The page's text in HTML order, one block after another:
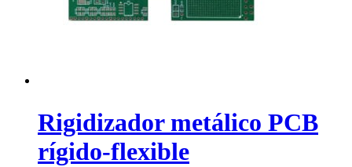
Rigidizador metálico PCB
rígido-flexible